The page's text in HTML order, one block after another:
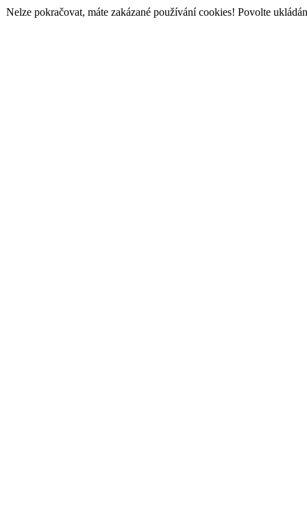
Nelze pokračovat, máte zakázané používání cookies! Povolte